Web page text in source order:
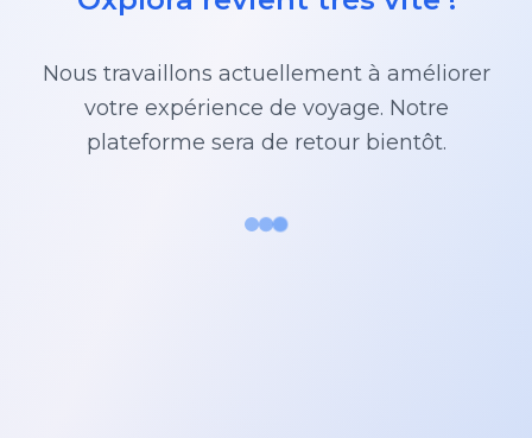
Nous travaillons actuellement à améliorer
votre expérience de voyage. Notre
plateforme sera de retour bientôt.